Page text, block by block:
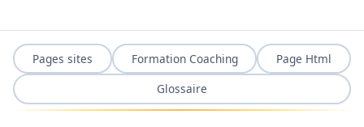
Pages sites Formation Coaching
Page Html
Glossaire